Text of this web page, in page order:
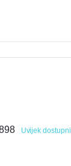
Uvijek dostupni